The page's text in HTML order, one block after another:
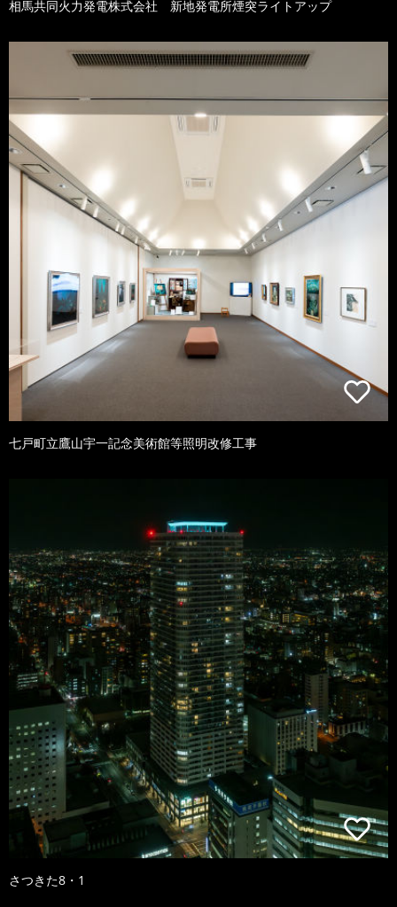
相馬共同火力発電株式会社 新地発電所煙突ライトアップ
七戸町立鷹山宇一記念美術館等照明改修工事
さつきた8・1